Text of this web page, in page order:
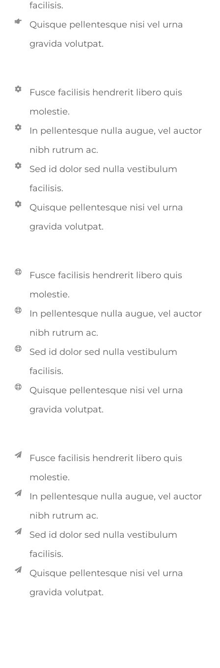
facilisis.
Quisque pellentesque nisi vel urna
gravida volutpat.
Fusce facilisis hendrerit libero quis
molestie.
In pellentesque nulla augue, vel auctor
nibh rutrum ac.
Sed id dolor sed nulla vestibulum
facilisis.
Quisque pellentesque nisi vel urna
gravida volutpat.
Fusce facilisis hendrerit libero quis
molestie.
In pellentesque nulla augue, vel auctor
nibh rutrum ac.
Sed id dolor sed nulla vestibulum
facilisis.
Quisque pellentesque nisi vel urna
gravida volutpat.
Fusce facilisis hendrerit libero quis
molestie.
In pellentesque nulla augue, vel auctor
nibh rutrum ac.
Sed id dolor sed nulla vestibulum
facilisis.
Quisque pellentesque nisi vel urna
gravida volutpat.